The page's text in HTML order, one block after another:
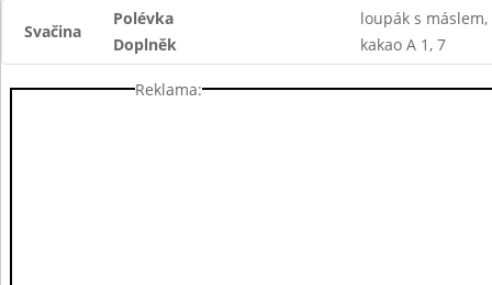
Svačina
Polévka
loupák s
Doplněk
kakao A 1, 7
Reklama: